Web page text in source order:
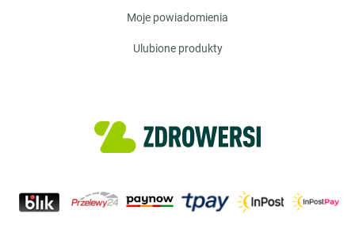
moje powiadomienia
ulubione produkty